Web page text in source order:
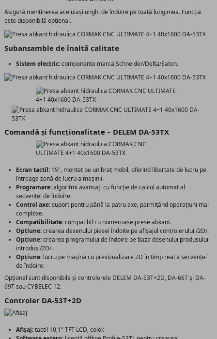
Asigură menținerea aceluiași unghi de îndoire pe toată lungimea. Funcția
este disponibilă opțional.
Subansamble de înaltă calitate
Sistem electric:componente marca Schneider/Delta/Eaton.
Comandă și funcționalitate – DELEM DA-53TX
Ecran tactil: 15", montat pe un braț mobil, oferind libertate de lucru pe
întreaga zonă de lucru a mașinii.
Programare:algoritmi avansați cu funcție de calcul automat al
secvenței de îndoire.
Control axe:suport pentru până la patru axe, permițând operațiuni mai
complexe.
Compatibilitate:compatibil cu numeroase prese abkant.
Opțiune:crearea desenului piesei îndoite pe afișajul controlerului /2D/.
Opțiune:crearea programului de îndoire pe baza desenului produsului
introdus /2D/.
Opțiune: lucru pe mașină cu previzualizare 2D în timp real a secvenței
de îndoire.
Opțional sunt disponibile și controlerele DELEM DA-53T+2D, DA-66T și DA-
69T sau CYBELEC 12.
Controler DA-53T+2D
Afișaj:tactil 10,1" TFT LCD, color.